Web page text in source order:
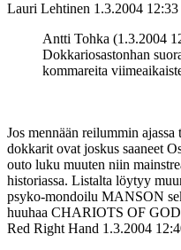
Lauri Lehtinen 1.3.2004 12:33
Antti Tohka (1.3.2004
Dokkariosastonhan
kommareita
Jos mennään reilummin
dokkarit ovat joskus saaneet
outo luku muuten niin
historiassa. Listalta löytyy
psyko-mondoilu MANSON
huuhaa CHARIOTS OF
Red Right Hand 1.3.2004